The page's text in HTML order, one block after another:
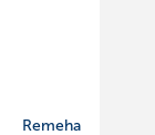
Remeha